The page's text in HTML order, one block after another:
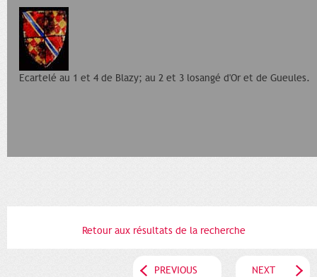
Ecartelé au 1 et 4 de Blazy; au 2 et 3 losangé d'Or et de Gueules.
Retour aux résultats de la recherche
PREVIOUS NEXT